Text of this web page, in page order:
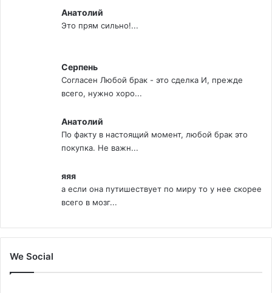
Анатолий
Это прям сильно!...
Серпень
Согласен Любой брак - это сделка И, прежде
всего, нужно хоро...
Анатолий
По факту в настоящий момент, любой брак это
покупка. Не важн...
яяя
а если она путишествует по миру то у нее скорее
всего в мозг...
We Social